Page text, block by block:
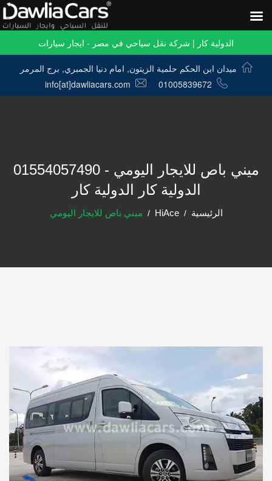
الدولية كار | شركة نقل سياحي في مصر - ايجار سيارات
ميدان ابن الحكم حلمية الزيتون, امام دنيا الجمبري, برج المرمر
01005839672
info[at]dawliacars.com
ميني باص للايجار اليومي - 01554057490
الدولية كار الدولية كار
الرئيسية HiAce ميني باص للايجار اليومي